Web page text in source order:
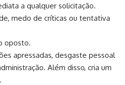
a qualquer solicitação.
medo de críticas ou tentativa
oposto.
apressadas, desgaste pessoal
Além disso, cria um